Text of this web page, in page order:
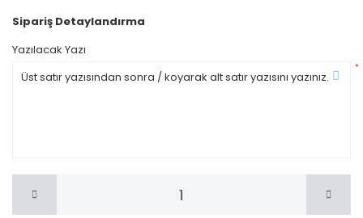
Sipariş Detaylandırma
Yazılacak Yazı
*